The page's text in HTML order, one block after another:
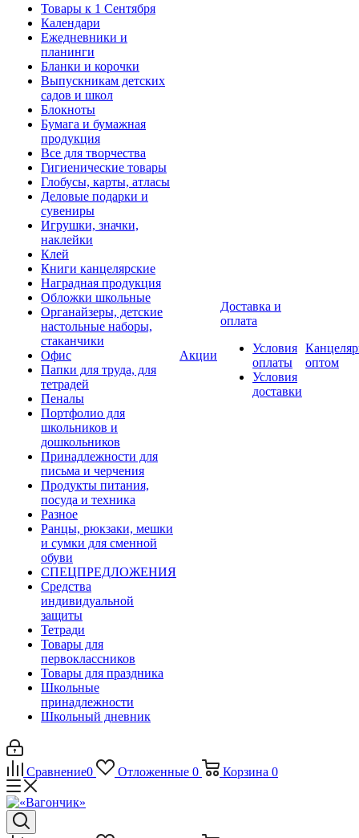
Товары к 1 Сентября
Календари
Ежедневники и
планинги
Бланки и корочки
Выпускникам детских
садов и школ
Блокноты
Бумага и бумажная
продукция
Все для творчества
Гигиенические товары
Глобусы, карты, атласы
Деловые подарки и
сувениры
Игрушки, значки,
наклейки
Клей
Книги канцелярские
Наградная продукция
Обложки школьные
Органайзеры, детские
настольные наборы,
стаканчики
Офис
Папки для труда, для
тетрадей
Пеналы
Портфолио для
школьников и
дошкольников
Принадлежности для
письма и черчения
Продукты питания,
посуда и техника
Разное
Ранцы, рюкзаки, мешки
и сумки для сменной
обуви
СПЕЦПРЕДЛОЖЕНИЯ
Средства
индивидуальной
защиты
Тетради
Товары для
первоклассников
Товары для праздника
Школьные
принадлежности
Школьный дневник
Акции
Доставка и
оплата
Условия
оплаты
Условия
доставки
оптом
Сравнение0 Отложенные 0 Корзина 0